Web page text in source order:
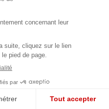
corner débouche sur un